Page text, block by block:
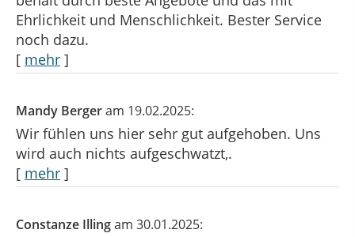
Ehrlichkeit und Menschlichkeit. Bester Service
noch dazu.
[ mehr ]
Mandy Bergeram 19.02.2025:
Wir fühlen uns hier sehr gut aufgehoben. Uns
wird auch nichts aufgeschwatzt,.
[ mehr ]
Constanze Illingam 30.01.2025: